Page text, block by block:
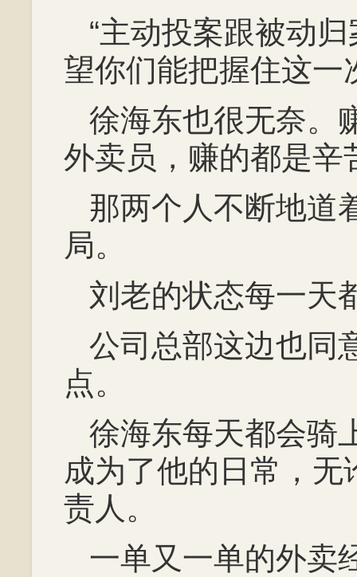
“主动投案跟被动
望你们能把握住这一
徐海东也很无奈。
外卖员，赚的都是辛
那两个人不断地道
局。
刘老的状态每一天
公司总部这边也同
点。
徐海东每天都会骑
成为了他的日常，
责人。
一单又一单的外卖